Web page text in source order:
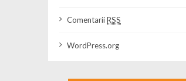
ComentariiRSS
WordPress.org